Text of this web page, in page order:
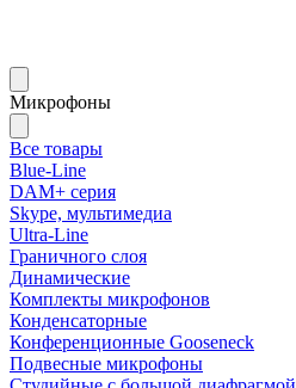
Микрофоны
Все товары
Blue-Line
DAM+ серия
Skype, мультимедиа
Ultra-Line
Граничного слоя
Динамические
Комплекты микрофонов
Конденсаторные
Конференционные Gooseneck
Подвесные микрофоны